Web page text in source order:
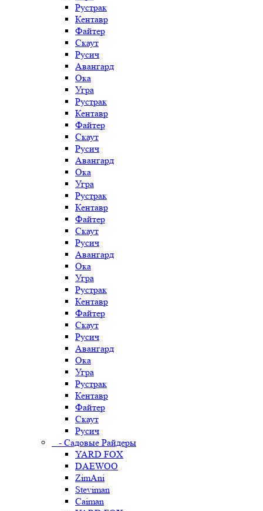
Рустрак
Кентавр
Файтер
Скаут
Русич
Авангард
Ока
Угра
Рустрак
Кентавр
Файтер
Скаут
Русич
Авангард
Ока
Угра
Рустрак
Кентавр
Файтер
Скаут
Русич
Авангард
Ока
Угра
Рустрак
Кентавр
Файтер
Скаут
Русич
Авангард
Ока
Угра
Рустрак
Кентавр
Файтер
Скаут
Русич
- Садовые Райдеры
YARD FOX
DAEWOO
ZimAni
Steviman
Caiman